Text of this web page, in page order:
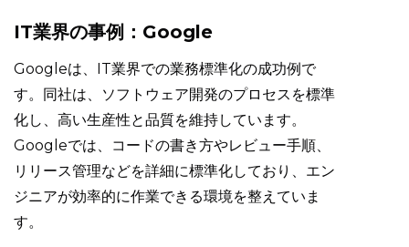
IT業界の事例：Google
Googleは、IT業界での業務標準化の成功例で
す。同社は、ソフトウェア開発のプロセスを標準
化し、高い生産性と品質を維持しています。
Googleでは、コードの書き方やレビュー手順、
リリース管理などを詳細に標準化しており、エン
ジニアが効率的に作業できる環境を整えていま
す。